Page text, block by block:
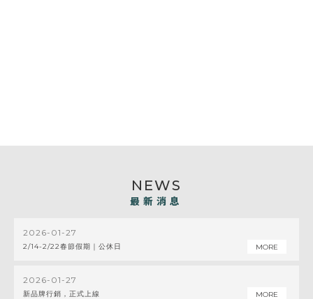
最新消息
2026-01-27
2/14-2/22春節假期｜公休日
2026-01-27
新品牌行銷，正式上線